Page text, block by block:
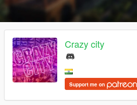
Crazy city
Support me on